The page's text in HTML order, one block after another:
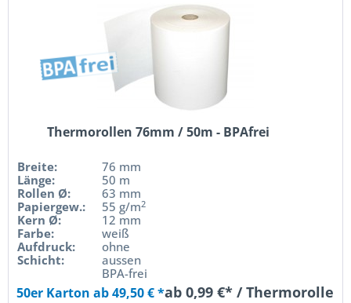
Thermorollen 76mm / 50m - BPAfrei
Breite:
76 mm
Länge:
50 m
Rollen Ø:
63 mm
Papiergew.:
55 g/m2
Kern Ø:
12 mm
Farbe:
weiß
Aufdruck:
ohne
Schicht:
aussen
BPA-frei
ab 0,99 €* / Thermorolle
50er Karton ab 49,50 € *